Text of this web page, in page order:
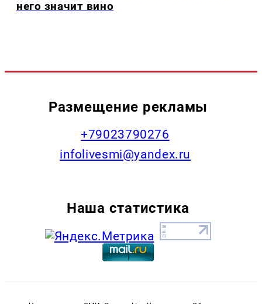
него значит вино
Размещение рекламы
+79023790276
infolivesmi@yandex.ru
Наша статистика